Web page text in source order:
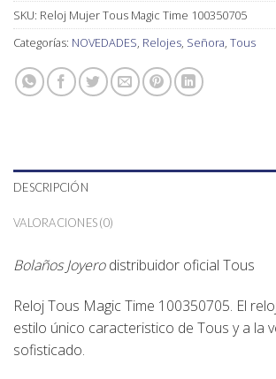
SKU: Reloj Mujer Tous Magic Time 100350705
Categorías: NOVEDADES, Relojes, Señora, Tous
DESCRIPCIÓN
VALORACIONES (0)
Bolaños Joyerodistribuidor oficial Tous
Reloj Tous Magic Time 100350705. El
estilo único caracteristico de Tous y a la
sofisticado.